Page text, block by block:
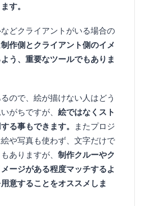
す。
どクライアントがいる場合の
制作側とクライアント側のイメ
う、重要なツールでもありま
るので、絵が描けない人はどう
がちですが、 絵ではなくスト
る事もできます。
またプロジ
や写真も使わず、文字だけで
ありますが、 制作クルーやク
ージがある程度マッチするよ
意することをオススメしま